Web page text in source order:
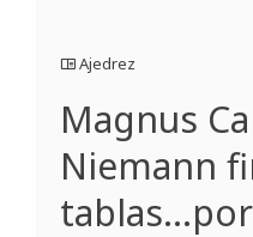
Ajedrez
Magnus
Niemann